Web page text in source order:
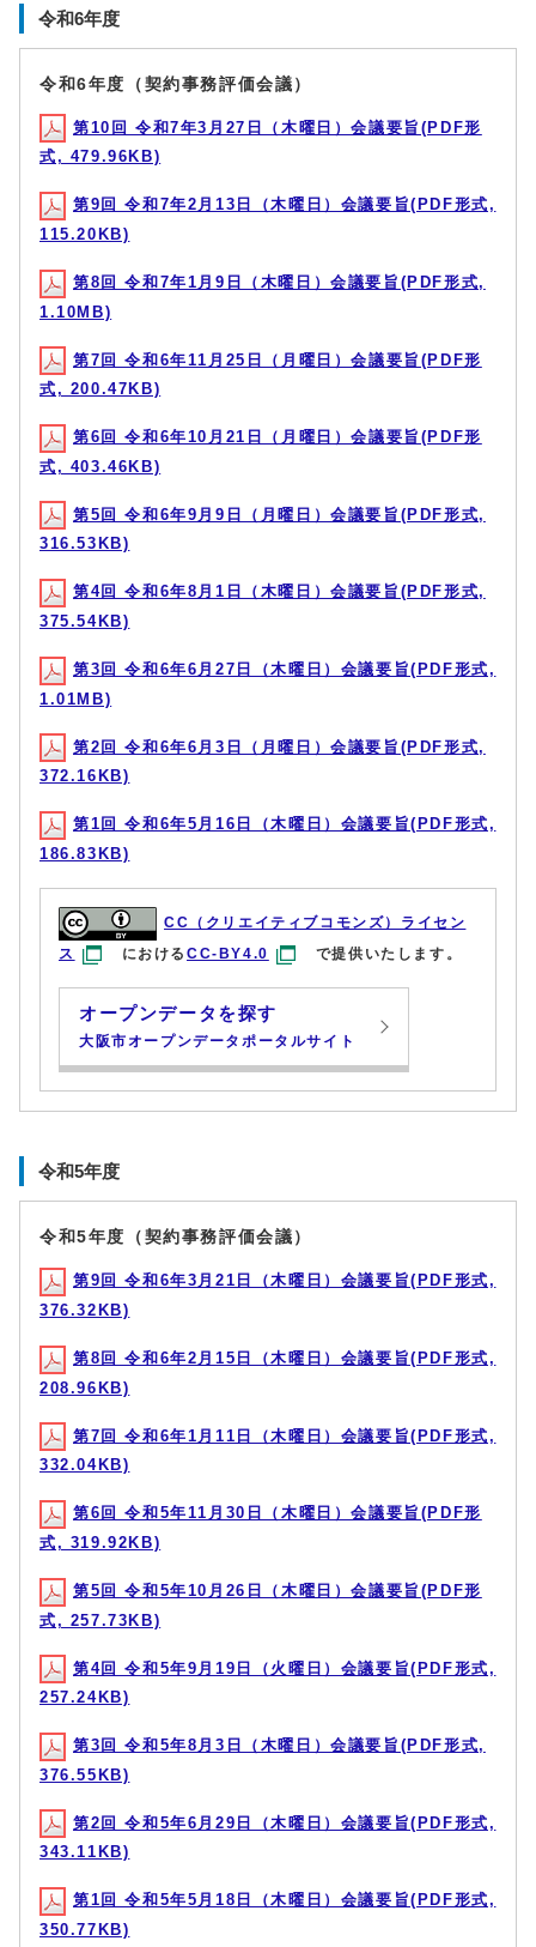
令和6年度
令和6年度（契約事務評価会議）
第10回 令和7年3月27日（木曜日）会議要旨(PDF形
式, 479.96KB)
第9回 令和7年2月13日（木曜日）会議要旨(PDF形式,
115.20KB)
第8回 令和7年1月9日（木曜日）会議要旨(PDF形式,
1.10MB)
第7回 令和6年11月25日（月曜日）会議要旨(PDF形
式, 200.47KB)
第6回 令和6年10月21日（月曜日）会議要旨(PDF形
式, 403.46KB)
第5回 令和6年9月9日（月曜日）会議要旨(PDF形式,
316.53KB)
第4回 令和6年8月1日（木曜日）会議要旨(PDF形式,
375.54KB)
第3回 令和6年6月27日（木曜日）会議要旨(PDF形式,
1.01MB)
第2回 令和6年6月3日（月曜日）会議要旨(PDF形式,
372.16KB)
第1回 令和6年5月16日（木曜日）会議要旨(PDF形式,
186.83KB)
CC（クリエイティブコモンズ）ライセン
ス
におけるCC-BY4.0 で提供いたします。
オープンデータを探す
大阪市オープンデータポータルサイト
令和5年度
令和5年度（契約事務評価会議）
第9回 令和6年3月21日（木曜日）会議要旨(PDF形式,
376.32KB)
第8回 令和6年2月15日（木曜日）会議要旨(PDF形式,
208.96KB)
第7回 令和6年1月11日（木曜日）会議要旨(PDF形式,
332.04KB)
第6回 令和5年11月30日（木曜日）会議要旨(PDF形
式, 319.92KB)
第5回 令和5年10月26日（木曜日）会議要旨(PDF形
式, 257.73KB)
第4回 令和5年9月19日（火曜日）会議要旨(PDF形式,
257.24KB)
第3回 令和5年8月3日（木曜日）会議要旨(PDF形式,
376.55KB)
第2回 令和5年6月29日（木曜日）会議要旨(PDF形式,
343.11KB)
第1回 令和5年5月18日（木曜日）会議要旨(PDF形式,
350.77KB)